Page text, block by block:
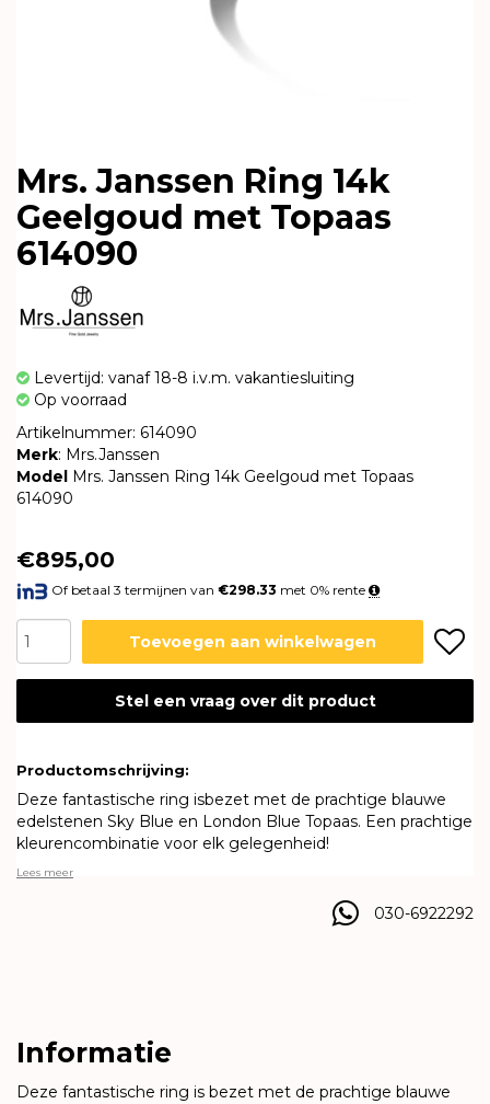
Mrs. Janssen Ring 14k
Geelgoud met Topaas
614090
Levertijd: vanaf 18-8 i.v.m. vakantiesluiting
Op voorraad
Artikelnummer: 614090
Merk: Mrs.Janssen
Model Mrs. Janssen Ring 14k Geelgoud met Topaas
614090
€895,00
Of betaal 3 termijnen van€298.33 met 0% rente
Toevoegen aan winkelwagen
Stel een vraag over dit product
Productomschrijving:
Deze fantastische ring isbezet met de prachtige blauwe
edelstenen Sky Blue en London Blue Topaas. Een prachtige
kleurencombinatie voor elk gelegenheid!
Lees meer
030-6922292
Informatie
Deze fantastische ring is bezet met de prachtige blauwe